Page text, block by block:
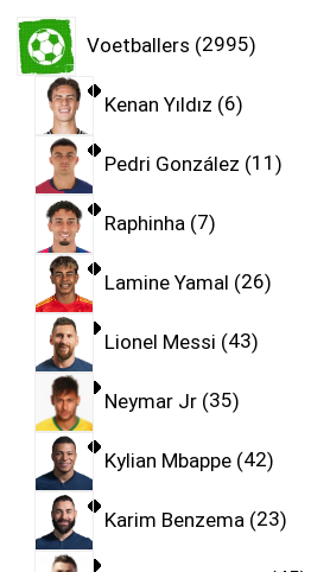
Voetballers 2995
Kenan Yıldız 6
Pedri González 11
Raphinha 7
Lamine Yamal 26
Lionel Messi 43
Neymar Jr 35
Kylian Mbappe 42
Karim Benzema 23